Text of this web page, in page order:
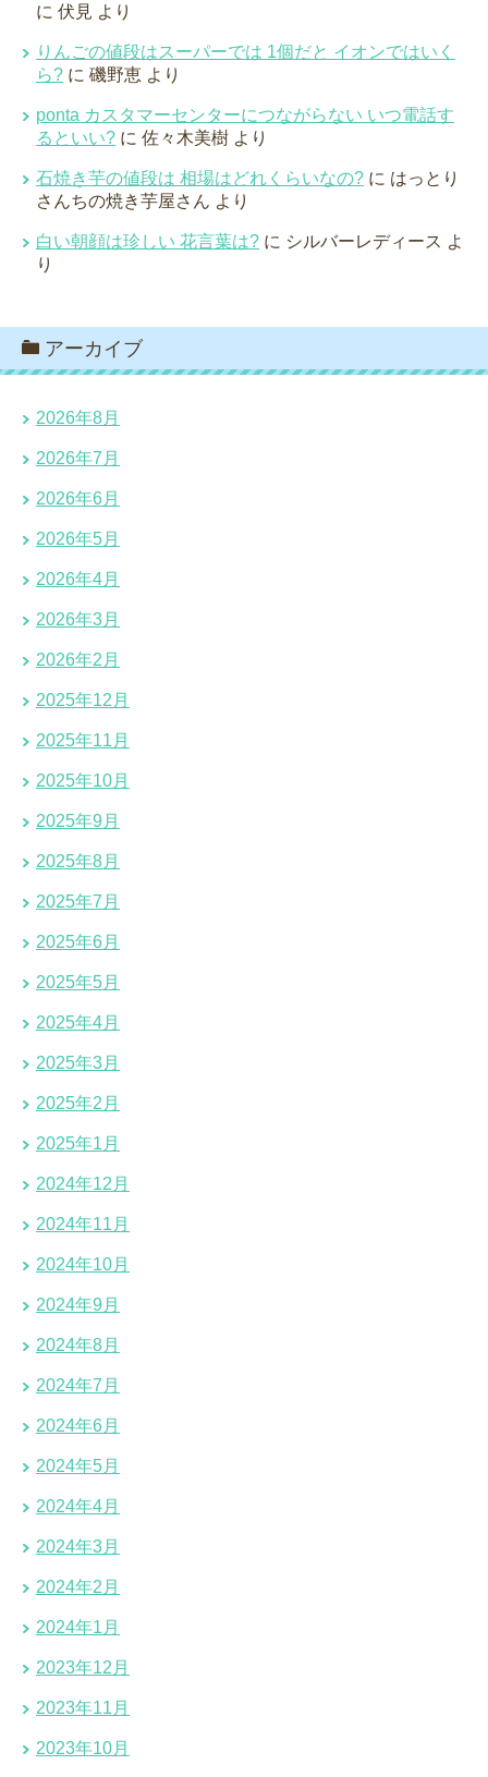
に 伏見 より
りんごの値段はスーパーでは 1個だと イオンではいく
ら? に 磯野恵 より
ponta カスタマーセンターにつながらない いつ電話す
るといい? に 佐々木美樹 より
石焼き芋の値段は 相場はどれくらいなの? に はっとり
さんちの焼き芋屋さん より
白い朝顔は珍しい 花言葉は? に シルバーレディース よ
り
アーカイブ
2026年8月
2026年7月
2026年6月
2026年5月
2026年4月
2026年3月
2026年2月
2025年12月
2025年11月
2025年10月
2025年9月
2025年8月
2025年7月
2025年6月
2025年5月
2025年4月
2025年3月
2025年2月
2025年1月
2024年12月
2024年11月
2024年10月
2024年9月
2024年8月
2024年7月
2024年6月
2024年5月
2024年4月
2024年3月
2024年2月
2024年1月
2023年12月
2023年11月
2023年10月